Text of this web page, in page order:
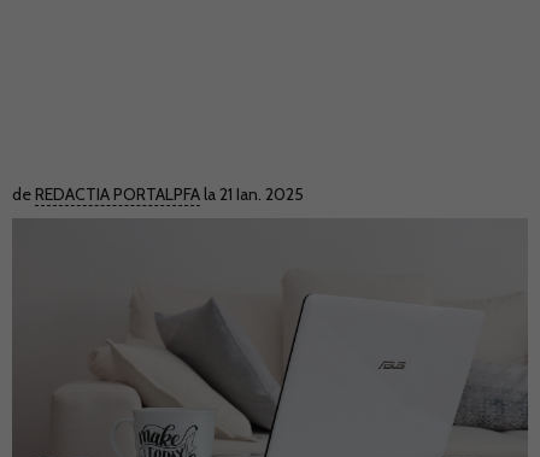
de REDACTIA PORTALPFA la 21 Ian. 2025